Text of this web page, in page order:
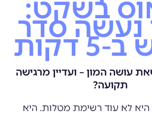
בשקט:
נעשה סדר
דקות
עושה המון – ועדיין מרגישה
תקועה?
היא לא עוד רשימת מטלות. היא